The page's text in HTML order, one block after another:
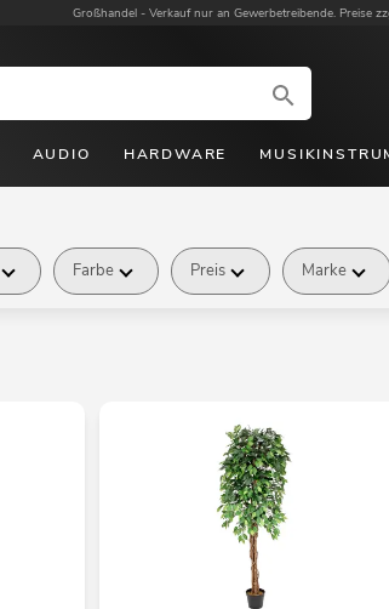
Großhandel - Verkauf nur an Gewerbetreibende. Preise
AUDIO HARDWARE
Farbe Preis Marke